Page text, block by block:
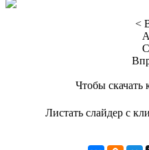
<
Чтобы скачать
Листать слайдер с